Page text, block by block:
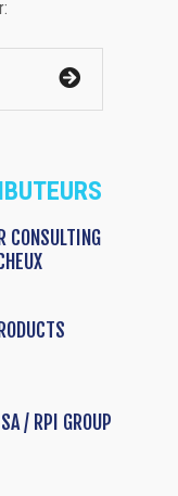
CONSULTING
/ RPI GROUP